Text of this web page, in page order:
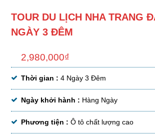
TOUR DU LỊCH NHA TRANG
NGÀY 3 ĐÊM
2,980,000₫
Thời gian : 4 Ngày 3 Đêm
Ngày khởi hành : Hàng Ngày
Phương tiện : Ô tô chất lượng cao